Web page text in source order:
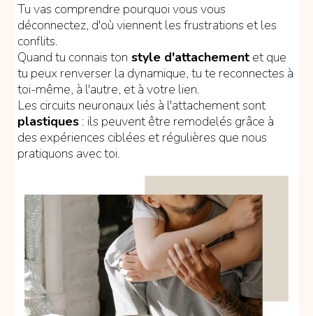
Tu vas comprendre pourquoi vous vous
déconnectez, d'où viennent les frustrations et les
conflits.
Quand tu connais ton style d'attachement et que
tu peux renverser la dynamique, tu te reconnectes à
toi-même, à l'autre, et à votre lien.
Les circuits neuronaux liés à l'attachement sont
plastiques : ils peuvent être remodelés grâce à
des expériences ciblées et régulières que nous
pratiquons avec toi.